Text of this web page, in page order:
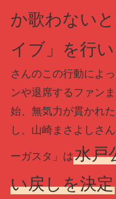
か歌わない
イブ」を行い
さんのこの行動によ
ンや退席するファン
始、無気力が貫かれ
し、山崎まさよしさ
ーガスタ」は水戸
い戻しを決定